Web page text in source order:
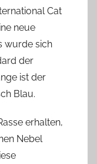
Cat
neue
wurde sich
der
ist der
Blau.
erhalten,
Nebel